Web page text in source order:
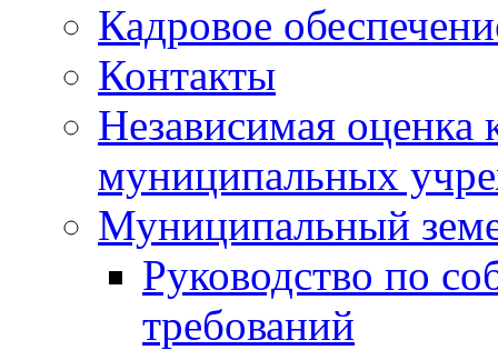
Кадровое
Контакты
Независимая оценка
муниципальных
Муниципальный
Руководство по
требований